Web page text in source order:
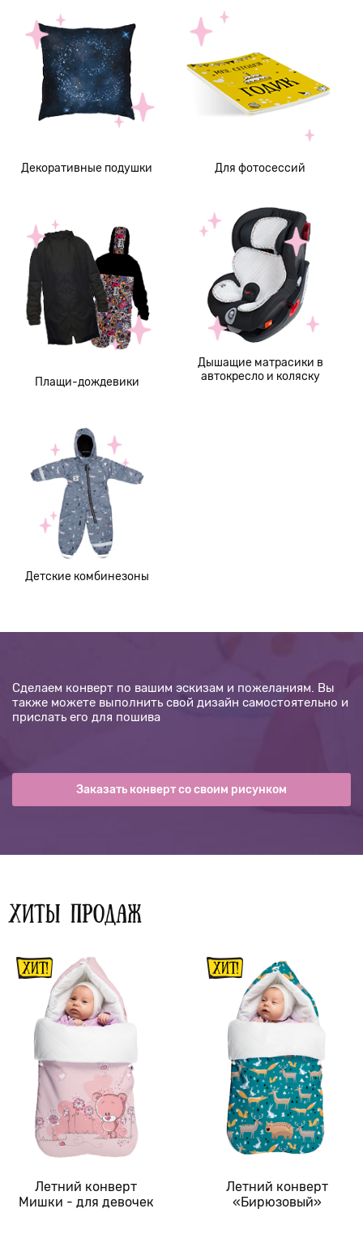
Декоративные подушки Для фотосессий
Плащи-дождевики
Дышащие матрасики в
автокресло и коляску
Детские комбинезоны
Сделаем конверт по вашим эскизам и пожеланиям. Вы
также можете выполнить свой дизайн самостоятельно и
прислать его для пошива
Заказать конверт со своим рисунком
ХИТЫ ПРОДАЖ
Летний конверт
Мишки - для девочек
Летний конверт
«Бирюзовый»